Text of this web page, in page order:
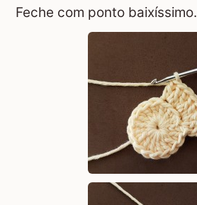
Feche com ponto baixíssimo.